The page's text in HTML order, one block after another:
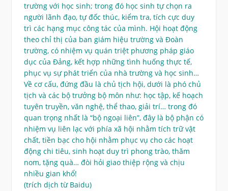
trường với học sinh; trong đó học sinh tự chọn ra
người lãnh đạo, tự đốc thúc, kiểm tra, tích cực duy
trì các hạng mục công tác của mình. Hội hoạt động
theo chỉ thị của ban giám hiệu trường và Đoàn
trường, có nhiệm vụ quán triệt phương pháp giáo
dục của Đảng, kết hợp những tình huống thực tế,
phục vụ sự phát triển của nhà trường và học sinh…
Về cơ cấu, đứng đầu là chủ tịch hội, dưới là phó chủ
tịch và các bộ trưởng bộ môn như: học tập, kế hoạch
tuyên truyền, văn nghệ, thể thao, giải trí… trong đó
quan trọng nhất là “bộ ngoại liên”, đây là bộ phận có
nhiệm vụ liên lạc với phía xã hội nhằm tích trữ vật
chất, tiền bạc cho hội nhằm phục vụ cho các hoạt
động chi tiêu, sinh hoạt duy trì phong trào, thăm
nom, tặng quà… đòi hỏi giao thiệp rộng và chịu
nhiều gian khổ!
(trích dịch từ Baidu)